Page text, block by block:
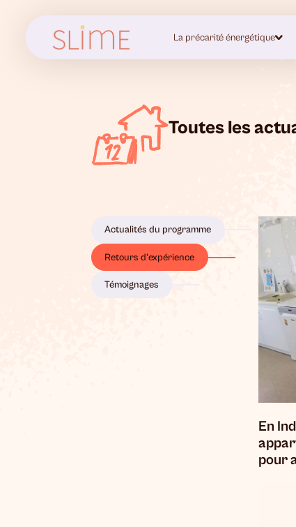
La précarité énergétique
Toutes les
Actualités du programme
Retours d'expérience
Témoignages
En
pour